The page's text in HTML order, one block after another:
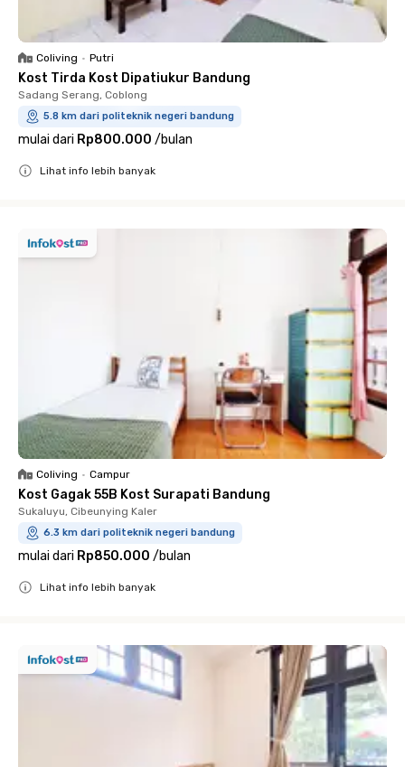
Coliving • Putri
Kost Tirda Kost Dipatiukur Bandung
Sadang Serang, Coblong
5.8 km dari politeknik negeri bandung
mulai dari Rp800.000 /bulan
Lihat info lebih banyak
Coliving • Campur
Kost Gagak 55B Kost Surapati Bandung
Sukaluyu, Cibeunying Kaler
6.3 km dari politeknik negeri bandung
mulai dari Rp850.000 /bulan
Lihat info lebih banyak